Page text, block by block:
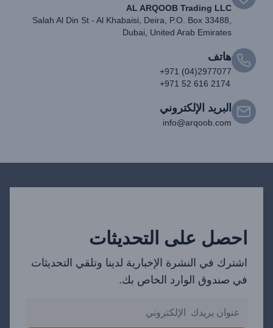
AL ARQOOB Trading LLC
Salah Al Din St - Al Khabaisi, Deira, P.O. Box 33488,
Dubai, United Arab Emirates
هاتف
+971 (04)2977077
+971 52 616 2174
البريد الإلكتروني
info@arqoob.com
احصل على التحديثات
اشترك في النشرة الإخبارية لدينا وتلقي التحديثات
في صندوق الوارد الخاص بك.